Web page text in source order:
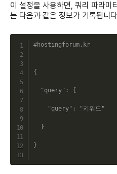
이 설정을 사용하면, 쿼리 파라미
는 다음과 같은 정보가 기록됩니
#hostingforum.kr
{
"query" : {
"query" : "키워드"
}
}